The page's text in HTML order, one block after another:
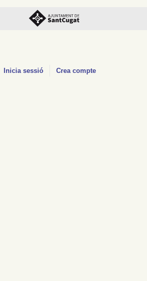
Inicia sessió Crea compte